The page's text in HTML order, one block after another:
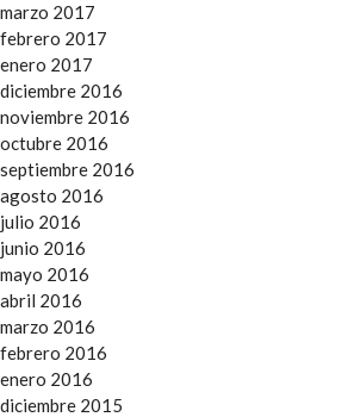
marzo 2017
febrero 2017
enero 2017
diciembre 2016
noviembre 2016
octubre 2016
septiembre 2016
agosto 2016
julio 2016
junio 2016
mayo 2016
abril 2016
marzo 2016
febrero 2016
enero 2016
diciembre 2015